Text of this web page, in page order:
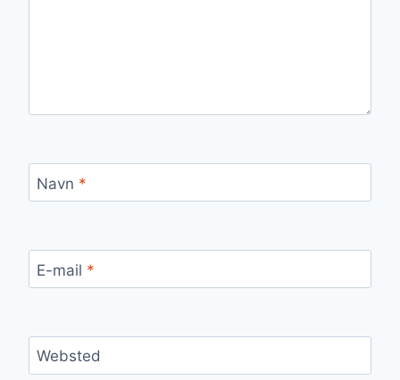
Navn *
E-mail *
Websted